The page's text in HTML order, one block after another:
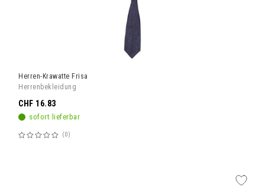
Herren-Krawatte Frisa
Herrenbekleidung
sofort lieferbar
Bewertung:
0
CHF 16.83